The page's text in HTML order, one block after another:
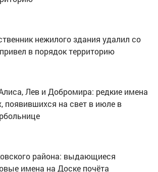
нежилого здания удалил со
в порядок территорию
Лев и Добромира: редкие имена
появившихся на свет в июле в
района: выдающиеся
имена на Доске почёта